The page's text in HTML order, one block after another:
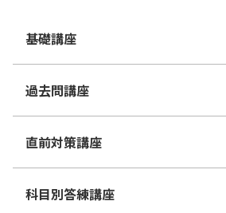
基礎講座
過去問講座
直前対策講座
科目別答練講座